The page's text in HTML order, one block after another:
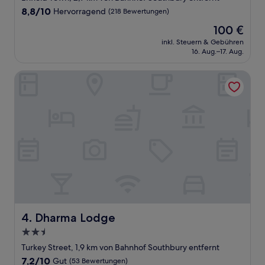
Unterkunft
8.8
8,8/10 Hervorragend (218 Bewertungen)
Der
Preis
beträgt
100 €
inkl. Steuern & Gebühren
16. Aug.–17. Aug.
4. Dharma Lodge
Dharma Lodge
2.5-
Sterne-
Unterkunft
Turkey Street, 1,9 km von Bahnhof Southbury entfernt
7.2
7,2/10 Gut (53 Bewertungen)